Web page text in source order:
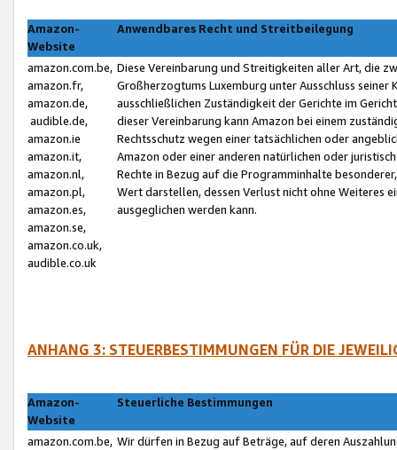
Amazon-
Website
Anwendbares Recht und Streitbeilegung
amazon.com.be,
amazon.fr,
amazon.de,
audible.de,
amazon.ie
amazon.it,
amazon.nl,
amazon.pl,
amazon.es,
amazon.se,
amazon.co.uk,
audible.co.uk
Diese Vereinbarung und Streitigkeiten aller Art, die
Großherzogtums Luxemburg unter Ausschluss
ausschließlichen Zuständigkeit der Gerichte im
dieser Vereinbarung kann Amazon bei einem
Rechtsschutz wegen einer tatsächlichen oder
Amazon oder einer anderen natürlichen oder
Rechte in Bezug auf die Programminhalte
Wert darstellen, dessen Verlust nicht ohne Weiteres
ausgeglichen werden kann.
ANHANG 3: STEUERBESTIMMUNGEN FÜR DIE
Amazon-
Website
Steuerliche Bestimmungen
amazon.com.be, Wir dürfen in Bezug auf Beträge, auf deren